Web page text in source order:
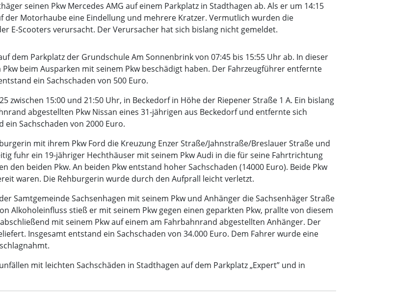
seinen Pkw Mercedes AMG auf einem Parkplatz in Stadthagen ab. Als er um 14:15
der Motorhaube eine Eindellung und mehrere Kratzer. Vermutlich wurden die
E-Scooters verursacht. Der Verursacher hat sich bislang nicht gemeldet.
dem Parkplatz der Grundschule Am Sonnenbrink von 07:45 bis 15:55 Uhr ab. In dieser
beim Ausparken mit seinem Pkw beschädigt haben. Der Fahrzeugführer entfernte
ein Sachschaden von 500 Euro.
zwischen 15:00 und 21:50 Uhr, in Beckedorf in Höhe der Riepener Straße 1 A. Ein bislang
abgestellten Pkw Nissan eines 31-jährigen aus Beckedorf und entfernte sich
Sachschaden von 2000 Euro.
mit ihrem Pkw Ford die Kreuzung Enzer Straße/Jahnstraße/Breslauer Straße und
fuhr ein 19-jähriger Hechthäuser mit seinem Pkw Audi in die für seine Fahrtrichtung
den beiden Pkw. An beiden Pkw entstand hoher Sachschaden (14000 Euro). Beide Pkw
waren. Die Rehburgerin wurde durch den Aufprall leicht verletzt.
Samtgemeinde Sachsenhagen mit seinem Pkw und Anhänger die Sachsenhäger Straße
Alkoholeinfluss stieß er mit seinem Pkw gegen einen geparkten Pkw, prallte von diesem
mit seinem Pkw auf einem am Fahrbahnrand abgestellten Anhänger. Der
Insgesamt entstand ein Sachschaden von 34.000 Euro. Dem Fahrer wurde eine
mit leichten Sachschäden in Stadthagen auf dem Parkplatz „Expert” und in